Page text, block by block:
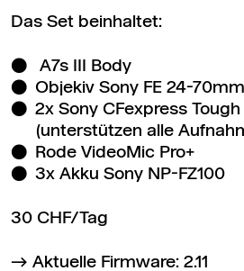
Das Set beinhaltet:
A7s III Body
Objekiv Sony FE 24-
2x Sony CFexpress Tough
(unterstützen alle
Rode VideoMic Pro+
3x Akku Sony NP-FZ100
30 CHF/Tag
Aktuelle Firmware: 2.11